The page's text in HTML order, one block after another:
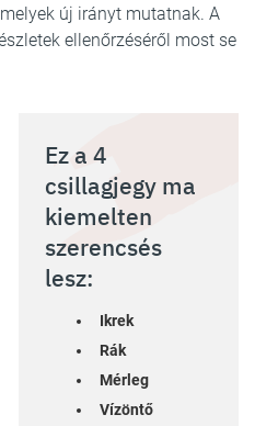
új irányt mutatnak. A
ellenőrzéséről most se
Ez a 4
csillagjegy ma
kiemelten
szerencsés
lesz:
Ikrek
Rák
Mérleg
Vízöntő